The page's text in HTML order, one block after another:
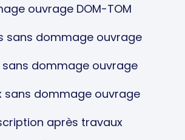
ouvrage DOM-TOM
sans dommage ouvrage
sans dommage ouvrage
sans dommage ouvrage
après travaux